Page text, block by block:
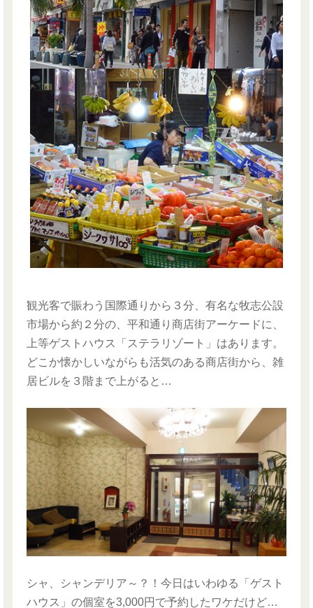
観光客で賑わう国際通りから３分、有名な牧志公設
市場から約２分の、平和通り商店街アーケードに、
上等ゲストハウス「ステラリゾート」はあります。
どこか懐かしいながらも活気のある商店街から、雑
居ビルを３階まで上がると…
シャ、シャンデリア～？！今日はいわゆる「ゲスト
ハウス」の個室を3,000円で予約したワケだけど…